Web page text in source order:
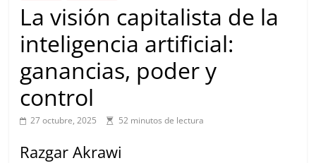
La visión capitalista de la
inteligencia artificial:
ganancias, poder y
control
27 octubre, 2025 52 minutos de lectura
Razgar Akrawi